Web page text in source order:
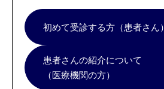
初めて受診する方（患者さん）
患者さんの紹介について
（医療機関の方）